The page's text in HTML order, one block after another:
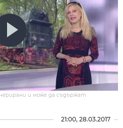
и може да съдържат
21:00, 28.03.2017